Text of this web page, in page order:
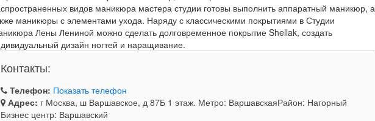
видов маникюра мастера студии готовы выполнить аппаратный маникюр, а
маникюры с элементами ухода. Наряду с классическими покрытиями в Студии
Лены Лениной можно сделать долговременное покрытие Shellak, создать
дизайн ногтей и наращивание.
Контакты:
Телефон: Показать телефон
Адрес: г Москва, ш Варшавское, д 87Б 1 этаж. Метро: ВаршавскаяРайон: Нагорный
Бизнес центр: Варшавский